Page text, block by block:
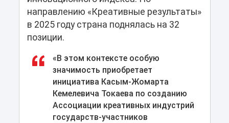
направлению «Креативные результаты»
в 2025 году страна поднялась на 32
позиции.
«В этом контексте особую
значимость приобретает
инициатива Касым-Жомарта
Кемелевича Токаева по созданию
Ассоциации креативных индустрий
государств-участников